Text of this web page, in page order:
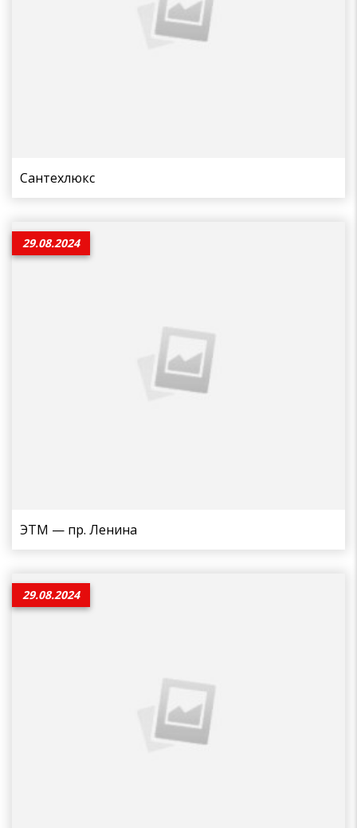
Сантехлюкс
29.08.2024
ЭТМ — пр. Ленина
29.08.2024